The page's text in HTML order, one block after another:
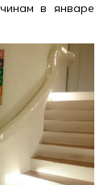
в январе